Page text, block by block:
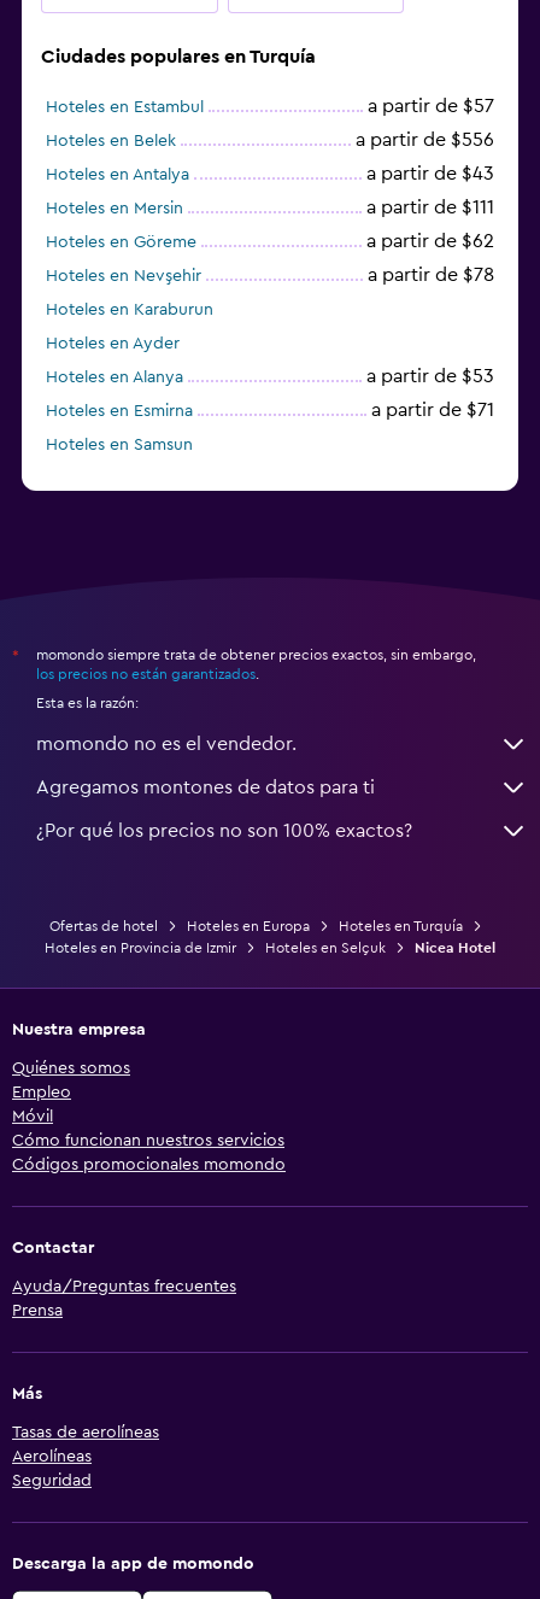
Ciudades populares en Turquía
Hoteles en Estambul a partir de $57
Hoteles en Belek a partir de $556
Hoteles en Antalya a partir de $43
Hoteles en Mersin a partir de $111
Hoteles en Göreme a partir de $62
Hoteles en Nevşehir a partir de $78
Hoteles en Karaburun
Hoteles en Ayder
Hoteles en Alanya
a partir de $53
Hoteles en Esmirna a partir de $71
Hoteles en Samsun
*
momondo siempre trata de obtener precios exactos, sin embargo,
los precios no están garantizados
Esta es la razón:
momondo no es el vendedor.
Agregamos montones de datos para ti
¿Por qué los precios no son 100% exactos?
Ofertas de hotel Hoteles en Europa
Hoteles en Turquía
Hoteles en Provincia de Izmir
Hoteles en Selçuk Nicea Hotel
Nuestra empresa
Quiénes somos
Empleo
Móvil
Cómo funcionan nuestros servicios
Códigos promocionales momondo
Contactar
Ayuda/Preguntas frecuentes
Prensa
Más
Tasas de aerolíneas
Aerolíneas
Seguridad
Descarga la app de momondo